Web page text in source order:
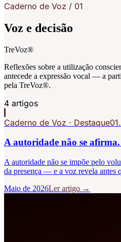
Caderno de Voz / 01
Voz e decisão
TreVoz®
Reflexões sobre a utilização
antecede a expressão vocal — a
pela TreVoz®.
4 artigos
Caderno de Voz · Destaque
A autoridade não se afirma.
A autoridade não se impõe pelo
da presença — e a voz revela antes
Maio de 2026Ler artigo →